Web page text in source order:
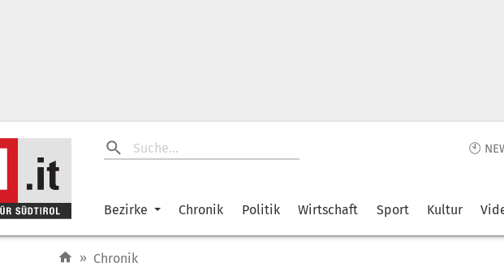
🕙
Bezirke Chronik Politik Wirtschaft Sport Kultur
» Chronik